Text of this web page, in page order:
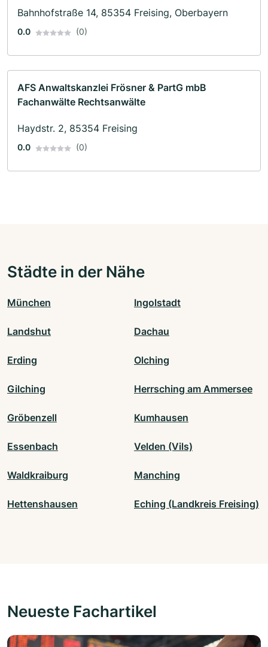
Bahnhofstraße 14, 85354 Freising, Oberbayern
0.0 (0)
AFS Anwaltskanzlei Frösner & PartG mbB
Fachanwälte Rechtsanwälte
Haydstr. 2, 85354 Freising
0.0 (0)
Städte in der Nähe
München Ingolstadt
Landshut Dachau
Erding Olching
Gilching Herrsching am Ammersee
Gröbenzell Kumhausen
Essenbach Velden (Vils)
Waldkraiburg Manching
Hettenshausen Eching (Landkreis Freising)
Neueste Fachartikel